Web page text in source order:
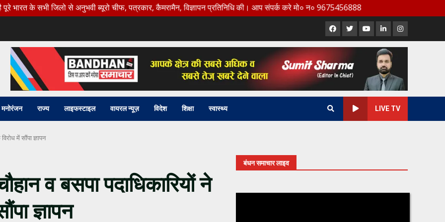
से अनुभवी ब्यूरो चीफ, पत्रकार, कैमरामैन, विज्ञापन प्रतिनिधि की। आप संपर्क करे मो० न० 9675456888
Facebook
X YoutubeLinkedInInstagram
मनोरंजन राज्य लाइफस्टाइल वायरल न्यूज़ विदेश शिक्षा स्वास्थ्य LIVE TV
में सौंपा ज्ञापन
व बसपा पदाधिकारियों ने
ज्ञापन
बंधन समाचार लाइव